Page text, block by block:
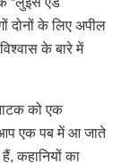
दोनों के लिए अपील
के बारे में
को एक
आप एक पब में आ जाते
कहानियों का